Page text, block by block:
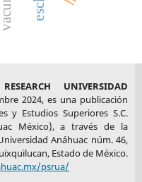
UNIVERSIDAD
2024, es una publicación
y Estudios Superiores S.C.
México), a través de la
Anáhuac núm. 46,
Estado de México.
psrua/